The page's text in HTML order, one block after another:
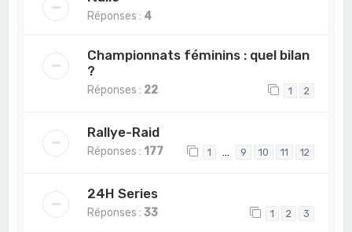
Réponses : 4
Championnats féminins : quel bilan
?
Réponses : 22 1 2
Rallye-Raid
Réponses : 177 1 … 9 10 11 12
24H Series
Réponses :33 1 2 3